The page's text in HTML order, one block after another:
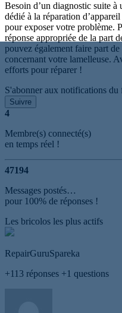
Besoin d’un diagnostic suite à
dédié à la réparation
pour exposer votre problème.
réponse appropriée de la part
pouvez également faire part
concernant votre lamelleuse.
efforts pour réparer !
S'abonner aux notifications du
Suivre
4
Membre(s) connecté(s)
en temps réel !
47194
Messages postés…
pour 100% de réponses !
Les bricolos les plus actifs
RepairGuruSpareka
+113 réponses +1 questions